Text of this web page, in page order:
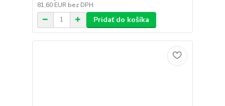
81,60 EUR bez DPH
Pridať do košíka